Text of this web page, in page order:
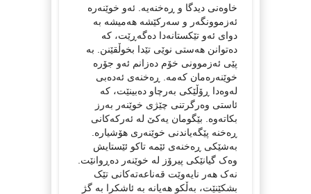
خاوەنی دیدگا و ڕەخنەیە. ئەو خوێنەرە
ئەزموونگەر و سەرکێشە هەمیشە بە
دوای ئەو تێکستانەدا دەگەڕێت، کە
دەتوانن هەستی نوێی تێدا بخوڵقێنن. بە
پێی ئەزموونی خۆم دەزانم ئەو جۆرە
خوێنەرەمان کەمە. ڕەخنەی ئەدەبی
لەوەدا ڕۆڵێکی بەرچاو دەبینێت، کە
ئاستی وەرگرتنی چێژی خوێنەر بەرز
بکاتەوە. بێگومان یەکێ لە ئەرکەکانی
ڕەخنە پێگەیاندنی خوێنەری هۆشیارە.
بەشێکی ڕەخنەی ئێمە تاکو ئێستایش
وەک گیانێکی پیرۆز لە خوێنەر دەڕوانێت.
نەک هەر نایەوێت قەناعەتەکانی تێک
بشکێنێت، بەڵکو هەیانە بە ئاشکرا بە گژ